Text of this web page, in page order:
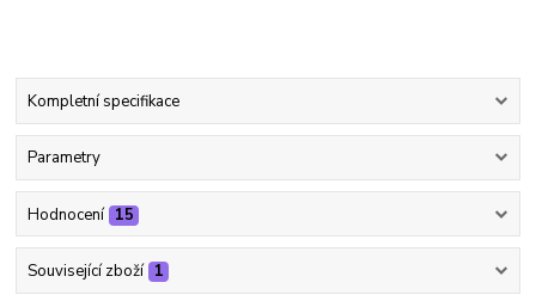
Kompletní specifikace
Parametry
Hodnocení 15
Související zboží 1